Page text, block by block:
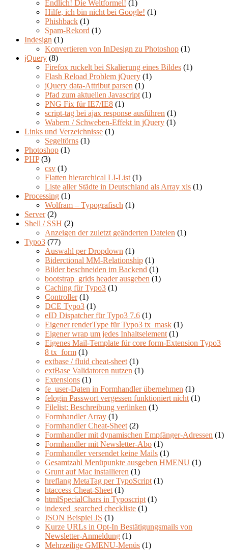
Endlich! Die Weltformel! (1)
Hilfe, ich bin nicht bei Google! (1)
Phishback (1)
Spam-Rekord (1)
Indesign (1)
Konvertieren von InDesign zu Photoshop (1)
jQuery (8)
Firefox ruckelt bei Skalierung eines Bildes (1)
Flash Reload Problem jQuery (1)
jQuery data-Attribut parsen (1)
Pfad zum aktuellen Javascript (1)
PNG Fix für IE7/IE8 (1)
script-tag bei ajax response ausführen (1)
Wabern / Schweben-Effekt in jQuery (1)
Links und Verzeichnisse (1)
Segeltörns (1)
Photoshop (1)
PHP(3)
csv (1)
Flatten hierarchical LI-List (1)
Liste aller Städte in Deutschland als Array xls (1)
Processing (1)
Wolfram – Typografisch (1)
Server(2)
Shell / SSH (2)
Anzeigen der zuletzt geänderten Dateien (1)
Typo3 (77)
Auswahl per Dropdown (1)
Biderctional MM-Relationship (1)
Bilder beschneiden im Backend (1)
bootstrap_grids header ausgeben (1)
Caching für Typo3 (1)
Controller(1)
DCE Typo3 (1)
eID Dispatcher für Typo3 7.6 (1)
Eigener renderType für Typo3 tx_mask (1)
Eigener wrap um jedes Inhaltselement (1)
Eigenes Mail-Template für core form-Extension Typo3
8 tx_form (1)
extbase / fluid cheat-sheet (1)
extBase Validatoren nutzen (1)
Extensions (1)
fe_user-Daten in Formhandler übernehmen (1)
felogin Passwort vergessen funktioniert nicht (1)
Filelist: Beschreibung verlinken (1)
Formhandler Array (1)
Formhandler Cheat-Sheet (2)
Formhandler mit dynamischen Empfänger-Adressen (1)
Formhandler mit Newsletter-Abo (1)
Formhandler versendet keine Mails (1)
Gesamtzahl Menüpunkte ausgeben HMENU (1)
Grunt auf Mac installieren (1)
hreflang MetaTag per TypoScript (1)
htaccess Cheat-Sheet (1)
htmlSpecialChars in Typoscript (1)
indexed_searched checkliste (1)
JSON Beispiel JS (1)
Kurze URLs in Opt-In Bestätigungsmails von
Newsletter-Anmeldung (1)
Mehrzeilige GMENU-Menüs (1)